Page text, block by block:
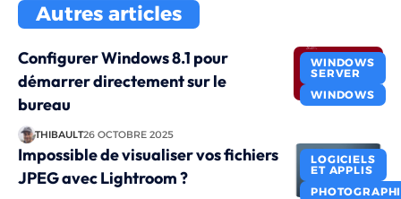
Autres articles
WINDOWS
SERVER
WINDOWS
Configurer Windows 8.1 pour
démarrer directement sur le
bureau
THIBAULT26 OCTOBRE 2025
LOGICIELS
ET APPLIS
Impossible de visualiser vos fichiers
JPEG avec Lightroom ?